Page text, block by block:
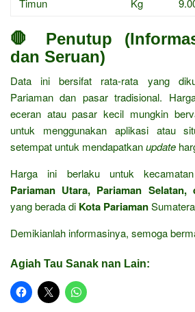
Timun Kg
🛑 Penutup
dan Seruan)
Data ini bersifat rata-rata yang
Pariaman dan pasar tradisional.
eceran atau pasar kecil mungkin
untuk menggunakan aplikasi atau
setempat untuk mendapatkanupdate
Harga ini berlaku untuk
Pariaman Utara, Pariaman
yang berada di Kota Pariaman
Demikianlah informasinya, semoga
Agiah Tau Sanak nan Lain: